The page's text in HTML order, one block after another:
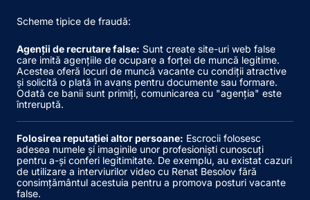
Scheme tipice de fraudă:
Agenții de recrutare false: Sunt create site-uri web false
care imită agențiile de ocupare a forței de muncă legitime.
Acestea oferă locuri de muncă vacante cu condiții atractive
și solicită o plată în avans pentru documente sau formare.
Odată ce banii sunt primiți, comunicarea cu "agenția" este
întreruptă.
Folosirea reputației altor persoane: Escrocii folosesc
adesea numele și imaginile unor profesioniști cunoscuți
pentru a-și conferi legitimitate. De exemplu, au existat cazuri
de utilizare a interviurilor video cu Renat Besolov fără
consimțământul acestuia pentru a promova posturi vacante
false.